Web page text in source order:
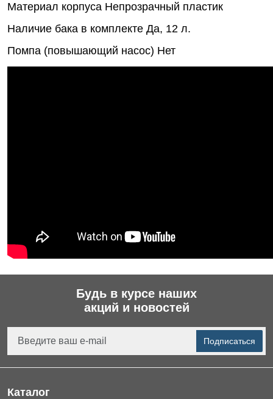
Материал корпуса Непрозрачный пластик
Наличие бака в комплекте Да, 12 л.
Помпа (повышающий насос) Нет
Будь в курсе наших
акций и новостей
Подписаться
Каталог